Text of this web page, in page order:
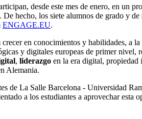
desde este mes de enero, en un
hecho, los siete alumnos de grado y
ENGAGE.EU.
crecer en conocimientos y habilidades, a
y digitales europeas de primer nivel,
, liderazgo en la era digital, propiedad
Alemania.
de La Salle Barcelona - Universidad
a los estudiantes a aprovechar esta